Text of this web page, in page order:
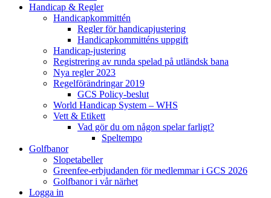
Handicap & Regler
Handicapkommittén
Regler för handicapjustering
Handicapkommitténs uppgift
Handicap-justering
Registrering av runda spelad på utländsk bana
Nya regler 2023
Regelförändringar 2019
GCS Policy-beslut
World Handicap System – WHS
Vett & Etikett
Vad gör du om någon spelar farligt?
Speltempo
Golfbanor
Slopetabeller
Greenfee-erbjudanden för medlemmar i GCS 2026
Golfbanor i vår närhet
Logga in